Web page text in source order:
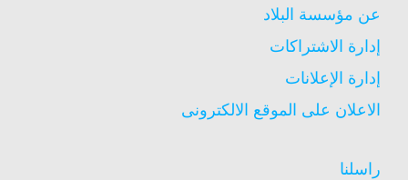
عن مؤسسة البلاد
إدارة الاشتراكات
إدارة الإعلانات
الاعلان على الموقع الالكترونى
راسلنا